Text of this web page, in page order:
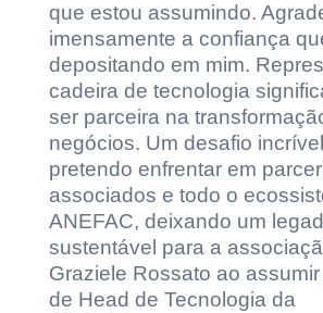
que estou assumindo.
imensamente a confiança
depositando em mim.
cadeira de tecnologia
ser parceira na
negócios. Um desafio
pretendo enfrentar em
associados e todo o
ANEFAC, deixando um
sustentável para a
Graziele Rossato ao
de Head de Tecnologia da